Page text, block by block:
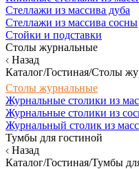
Стеллажи из массива дуба
Стеллажи из массива сосны
Стойки и подставки
Столы журнальные
Назад
Каталог/Гостиная/Столы
Столы журнальные
Журнальные столики из
Журнальные столики из
Журнальный столик из
Тумбы для гостиной
Назад
Каталог/Гостиная/Тумбы